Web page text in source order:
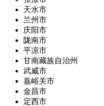
天水市
兰州市
庆阳市
陇南市
平凉市
甘南藏族自治州
武威市
嘉峪关市
金昌市
定西市